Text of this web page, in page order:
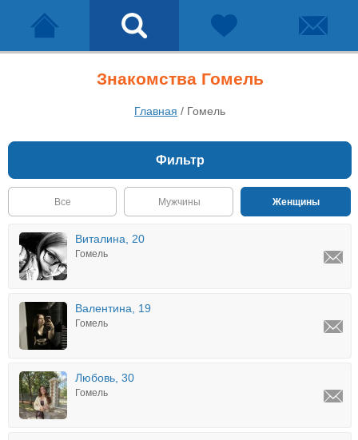
Знакомства Гомель
Главная / Гомель
Фильтр
Все Мужчины Женщины
Виталина, 20
Гомель
Валентина, 19
Гомель
Любовь, 30
Гомель